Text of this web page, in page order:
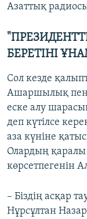
Азаттық
БЕРЕТІНІ
Сол кезде
Ашаршылық пен
еске алу
деп күтілсе
аза күніне
Олардың қаралы
көрсетпегенін
– Біздің асқар
Нұрсұлтан